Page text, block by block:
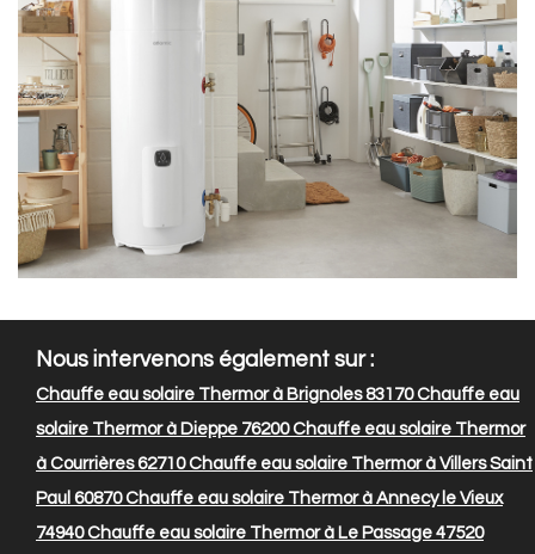
Nous intervenons également sur :
Chauffe eau solaire Thermor à Brignoles 83170Chauffe eau
solaire Thermor à Dieppe 76200Chauffe eau solaire Thermor
à Courrières 62710Chauffe eau solaire Thermor à Villers Saint
Paul 60870Chauffe eau solaire Thermor à Annecy le Vieux
74940Chauffe eau solaire Thermor à Le Passage 47520